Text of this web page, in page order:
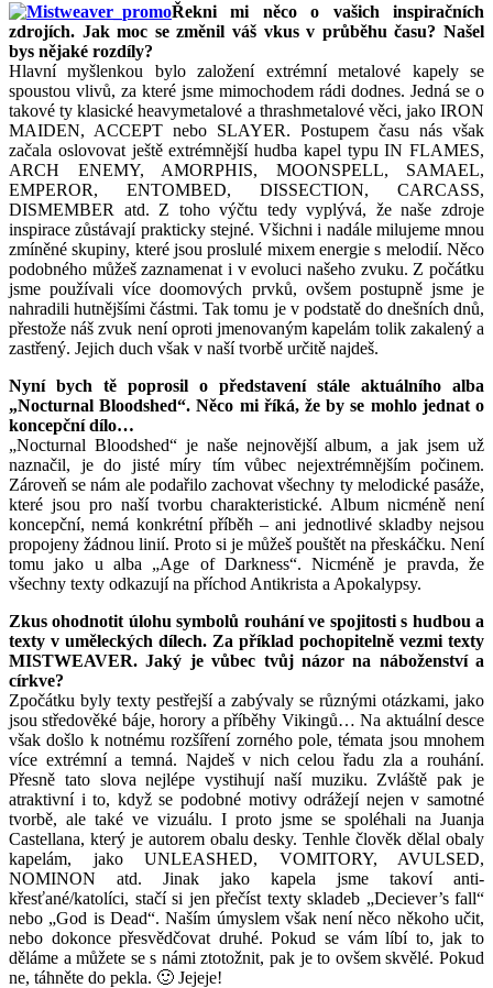
Řekni mi něco o vašich inspiračních
zdrojích. Jak moc se změnil váš vkus v průběhu času? Našel
bys nějaké rozdíly?
Hlavní myšlenkou bylo založení extrémní metalové kapely se
spoustou vlivů, za které jsme mimochodem rádi dodnes. Jedná se o
takové ty klasické heavymetalové a thrashmetalové věci, jako IRON
MAIDEN, ACCEPT nebo SLAYER. Postupem času nás však
začala oslovovat ještě extrémnější hudba kapel typu IN FLAMES,
ARCH ENEMY, AMORPHIS, MOONSPELL, SAMAEL,
EMPEROR, ENTOMBED, DISSECTION, CARCASS,
DISMEMBER atd. Z toho výčtu tedy vyplývá, že naše zdroje
inspirace zůstávají prakticky stejné. Všichni i nadále milujeme mnou
zmíněné skupiny, které jsou proslulé mixem energie s melodií. Něco
podobného můžeš zaznamenat i v evoluci našeho zvuku. Z počátku
jsme používali více doomových prvků, ovšem postupně jsme je
nahradili hutnějšími částmi. Tak tomu je v podstatě do dnešních dnů,
přestože náš zvuk není oproti jmenovaným kapelám tolik zakalený a
zastřený. Jejich duch však v naší tvorbě určitě najdeš.
Nyní bych tě poprosil o představení stále aktuálního alba
„Nocturnal Bloodshed“. Něco mi říká, že by se mohlo jednat o
koncepční dílo…
„Nocturnal Bloodshed“ je naše nejnovější album, a jak jsem už
naznačil, je do jisté míry tím vůbec nejextrémnějším počinem.
Zároveň se nám ale podařilo zachovat všechny ty melodické pasáže,
které jsou pro naší tvorbu charakteristické. Album nicméně není
koncepční, nemá konkrétní příběh – ani jednotlivé skladby nejsou
propojeny žádnou linií. Proto si je můžeš pouštět na přeskáčku. Není
tomu jako u alba „Age of Darkness“. Nicméně je pravda, že
všechny texty odkazují na příchod Antikrista a Apokalypsy.
Zkus ohodnotit úlohu symbolů rouhání ve spojitosti s hudbou a
texty v uměleckých dílech. Za příklad pochopitelně vezmi texty
MISTWEAVER. Jaký je vůbec tvůj názor na náboženství a
církve?
Zpočátku byly texty pestřejší a zabývaly se různými otázkami, jako
jsou středověké báje, horory a příběhy Vikingů… Na aktuální desce
však došlo k notnému rozšíření zorného pole, témata jsou mnohem
více extrémní a temná. Najdeš v nich celou řadu zla a rouhání.
Přesně tato slova nejlépe vystihují naší muziku. Zvláště pak je
atraktivní i to, když se podobné motivy odrážejí nejen v samotné
tvorbě, ale také ve vizuálu. I proto jsme se spoléhali na Juanja
Castellana, který je autorem obalu desky. Tenhle člověk dělal obaly
kapelám, jako UNLEASHED, VOMITORY, AVULSED,
NOMINON atd. Jinak jako kapela jsme takoví anti-
křesťané/katolíci, stačí si jen přečíst texty skladeb „Deciever’s fall“
nebo „God is Dead“. Naším úmyslem však není něco někoho učit,
nebo dokonce přesvědčovat druhé. Pokud se vám líbí to, jak to
děláme a můžete se s námi ztotožnit, pak je to ovšem skvělé. Pokud
ne, táhněte do pekla. 🙂 Jejeje!